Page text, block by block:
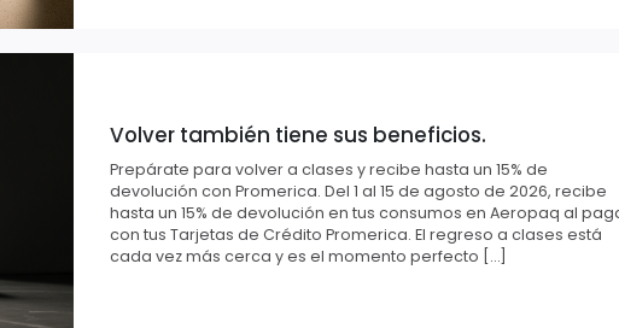
Volver también tiene sus beneficios.
Prepárate para volver a clases y recibe hasta un 15% de
devolución con Promerica. Del 1 al 15 de agosto de 2026, recibe
hasta un 15% de devolución en tus consumos en Aeropaq al
con tus Tarjetas de Crédito Promerica. El regreso a clases está
cada vez más cerca y es el momento perfecto […]